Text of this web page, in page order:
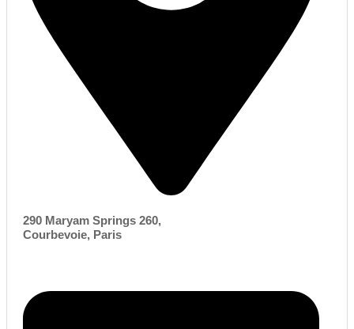
290 Maryam Springs 260,
Courbevoie, Paris